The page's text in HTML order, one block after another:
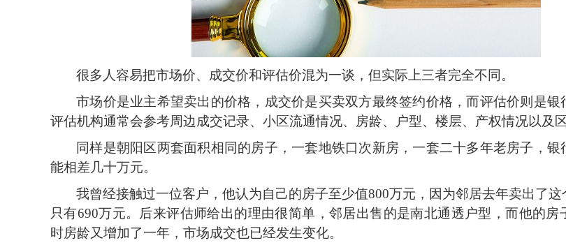
很多人容易把市场价、成交价和评估价混为一谈，但实际上三者完全不同。
市场价是业主希望卖出的价格，成交价是买卖双方最终签约价格，而评估价则是银
评估机构通常会参考周边成交记录、小区流通情况、房龄、户型、楼层、产权情况以及
同样是朝阳区两套面积相同的房子，一套地铁口次新房，一套二十多年老房子，银
能相差几十万元。
我曾经接触过一位客户，他认为自己的房子至少值800万元，因为邻居去年卖出了
只有690万元。后来评估师给出的理由很简单，邻居出售的是南北通透户型，而他的房
时房龄又增加了一年，市场成交也已经发生变化。